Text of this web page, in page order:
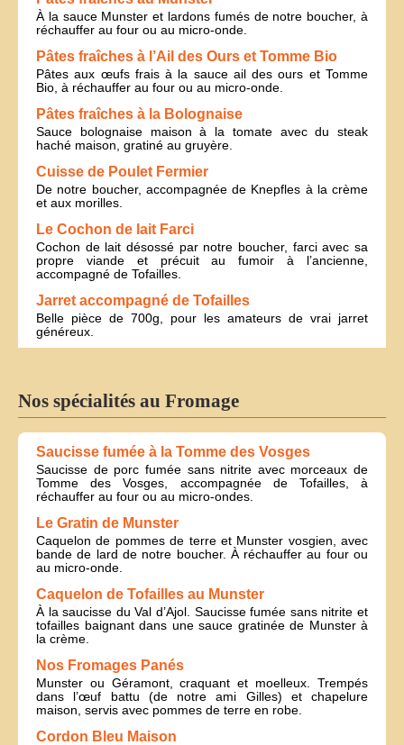
À la sauce Munster et lardons fumés de notre boucher, à
réchauffer au four ou au micro-onde.
Pâtes fraîches à l’Ail des Ours et Tomme Bio
Pâtes aux œufs frais à la sauce ail des ours et Tomme
Bio, à réchauffer au four ou au micro-onde.
Pâtes fraîches à la Bolognaise
Sauce bolognaise maison à la tomate avec du steak
haché maison, gratiné au gruyère.
Cuisse de Poulet Fermier
De notre boucher, accompagnée de Knepfles à la crème
et aux morilles.
Le Cochon de lait Farci
Cochon de lait désossé par notre boucher, farci avec sa
propre viande et précuit au fumoir à l’ancienne,
accompagné de Tofailles.
Jarret accompagné de Tofailles
Belle pièce de 700g, pour les amateurs de vrai jarret
généreux.
Nos spécialités au Fromage
Saucisse fumée à la Tomme des Vosges
Saucisse de porc fumée sans nitrite avec morceaux de
Tomme des Vosges, accompagnée de Tofailles, à
réchauffer au four ou au micro-ondes.
Le Gratin de Munster
Caquelon de pommes de terre et Munster vosgien, avec
bande de lard de notre boucher. À réchauffer au four ou
au micro-onde.
Caquelon de Tofailles au Munster
À la saucisse du Val d’Ajol. Saucisse fumée sans nitrite et
tofailles baignant dans une sauce gratinée de Munster à
la crème.
Nos Fromages Panés
Munster ou Géramont, craquant et moelleux. Trempés
dans l’œuf battu (de notre ami Gilles) et chapelure
maison, servis avec pommes de terre en robe.
Cordon Bleu Maison